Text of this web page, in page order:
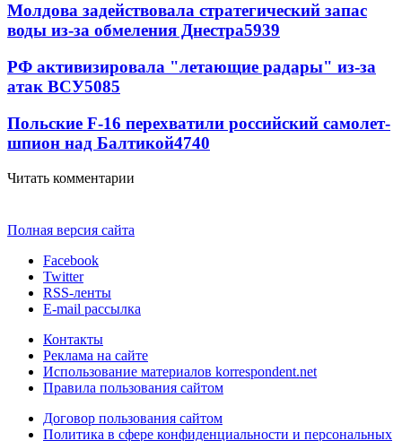
Молдова задействовала стратегический запас
воды из-за обмеления Днестра5939
РФ активизировала "летающие радары" из-за
атак ВСУ5085
Польские F-16 перехватили российский самолет-
шпион над Балтикой4740
Читать комментарии
Полная версия сайта
Facebook
Twitter
RSS-ленты
E-mail рассылка
Контакты
Реклама на сайте
Использование материалов korrespondent.net
Правила пользования сайтом
Договор пользования сайтом
Политика в сфере конфиденциальности и персональных